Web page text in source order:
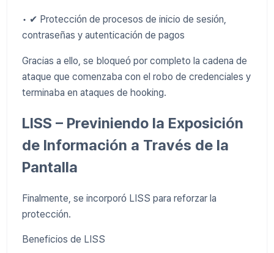
• ✔ Protección de procesos de inicio de sesión,
contraseñas y autenticación de pagos
Gracias a ello, se bloqueó por completo la cadena de
ataque que comenzaba con el robo de credenciales y
terminaba en ataques de hooking.
LISS – Previniendo la Exposición
de Información a Través de la
Pantalla
Finalmente, se incorporó LISS para reforzar la
protección.
Beneficios de LISS